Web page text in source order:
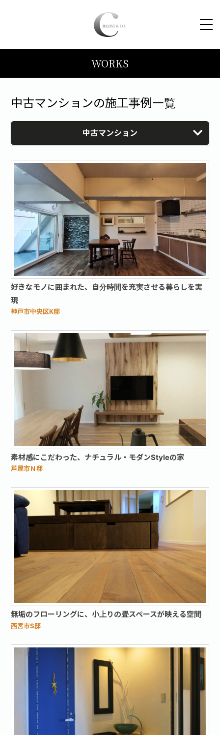
コンセプト
会社案内
お問い合わせ·資料請求
WORKS
中古マンションの施工事例一覧
中古マンション
好きなモノに囲まれた、自分時間を充実させる暮らしを実
現
神戸市中央区K邸
素材感にこだわった、ナチュラル・モダンStyleの家
芦屋市Ｎ邸
無垢のフローリングに、小上りの畳スペースが映える空間
西宮市S邸